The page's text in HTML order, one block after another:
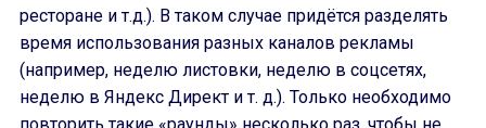
ресторане и т.д.). В таком случае придётся разделять
время использования разных каналов рекламы
(например, неделю листовки, неделю в соцсетях,
неделю в Яндекс Директ и т. д.). Только необходимо